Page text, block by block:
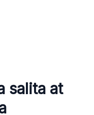
salita at